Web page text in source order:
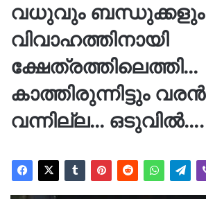
വധുവും ബന്ധുക്കളും
വിവാഹത്തിനായി
ക്ഷേത്രത്തിലെത്തി…
കാത്തിരുന്നിട്ടും വരൻ
വന്നില്ല… ഒടുവിൽ….